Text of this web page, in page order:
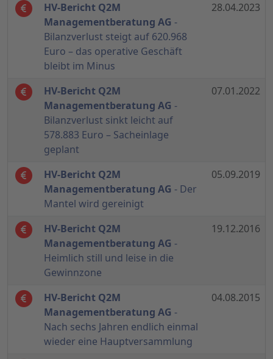
HV-Bericht Q2M
Managementberatung AG -
Bilanzverlust steigt auf 620.968
Euro – das operative Geschäft
bleibt im Minus
28.04.2023
HV-Bericht Q2M
Managementberatung AG -
Bilanzverlust sinkt leicht auf
578.883 Euro – Sacheinlage
geplant
07.01.2022
HV-Bericht Q2M
Managementberatung AG - Der
Mantel wird gereinigt
05.09.2019
HV-Bericht Q2M
Managementberatung AG -
Heimlich still und leise in die
Gewinnzone
19.12.2016
HV-Bericht Q2M
Managementberatung AG -
Nach sechs Jahren endlich einmal
wieder eine Hauptversammlung
04.08.2015